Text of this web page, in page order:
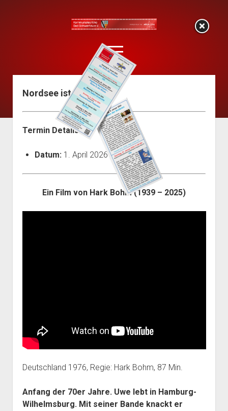
KOKI
Schwartau
open
menu
Start
Programm
KoKi-Flyer (Programmheft)
Filmarchiv
Mitglied werden
Über uns
open
dropdown
menu
Der Vorstand
Pressearchiv
Nordsee ist Mordsee
Termin Details
Datum: 1. April 2026
Ein Film von Hark Bohm (1939 – 2025)
Deutschland 1976, Regie: Hark Bohm, 87 Min.
Anfang der 70er Jahre. Uwe lebt in Hamburg-
Wilhelmsburg. Mit seiner Bande knackt er